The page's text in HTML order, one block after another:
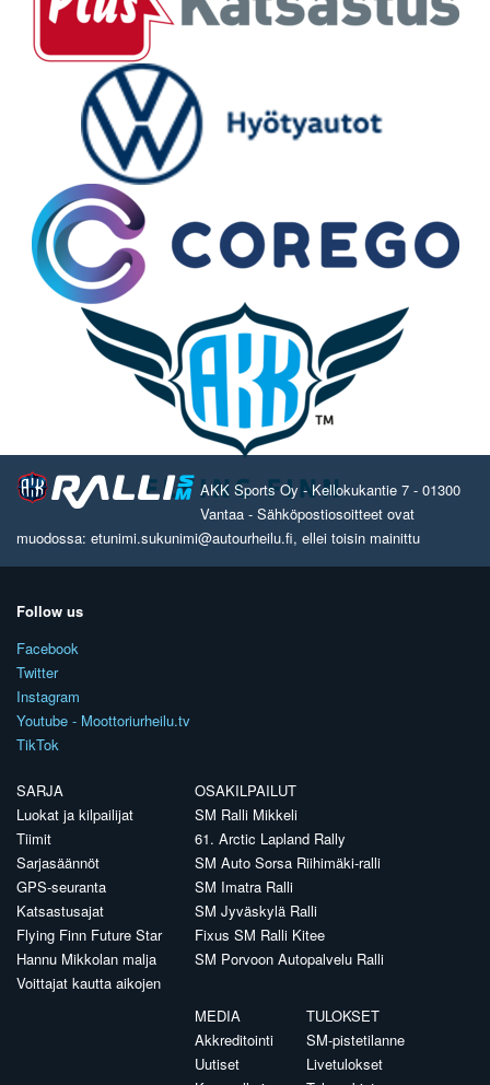
AKK Sports Oy - Kellokukantie 7 - 01300
Vantaa - Sähköpostiosoitteet ovat
muodossa: etunimi.sukunimi@autourheilu.fi, ellei toisin mainittu
Follow us
Facebook
Twitter
Instagram
Youtube - Moottoriurheilu.tv
TikTok
SARJA
Luokat ja kilpailijat
Tiimit
Sarjasäännöt
GPS-seuranta
Katsastusajat
Flying Finn Future Star
Hannu Mikkolan malja
Voittajat kautta aikojen
OSAKILPAILUT
SM Ralli Mikkeli
61. Arctic Lapland Rally
SM Auto Sorsa Riihimäki-ralli
SM Imatra Ralli
SM Jyväskylä Ralli
Fixus SM Ralli Kitee
SM Porvoon Autopalvelu Ralli
MEDIA
Akkreditointi
Uutiset
TULOKSET
SM-pistetilanne
Livetulokset